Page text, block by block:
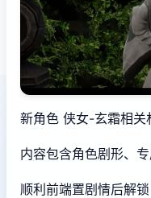
新角色 侠女-玄霜相关
内容包含角色剧形、
顺利前端置剧情后解锁